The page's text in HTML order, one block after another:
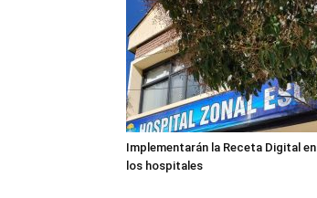
Implementarán la Receta Digital en
los hospitales